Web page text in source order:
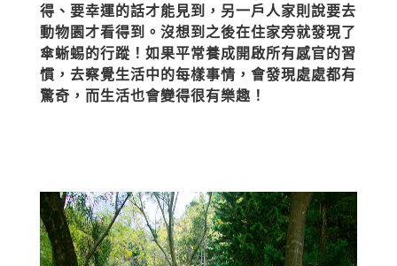
得、要幸運的話才能見到，另一戶人家則說要去
動物園才看得到。沒想到之後在住家旁就發現了
傘蜥蜴的行蹤！如果平常養成開啟所有感官的習
慣，去察覺生活中的每樣事情，會發現處處都有
驚奇，而生活也會變得很有樂趣！